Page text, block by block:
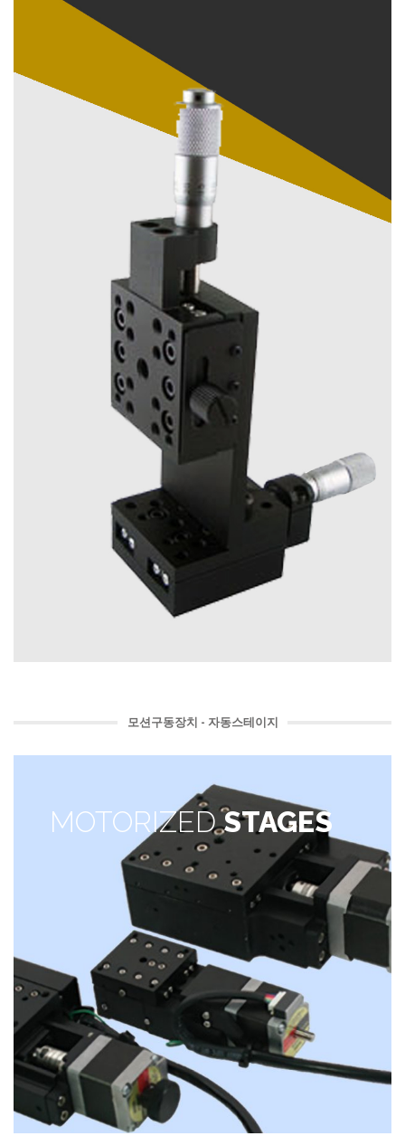
모션구동장치 - 자동스테이지
MOTORIZEDSTAGES